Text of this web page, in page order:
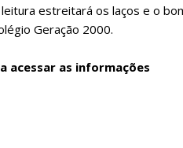
estreitará os laços e o
Geração 2000.
acessar as informações